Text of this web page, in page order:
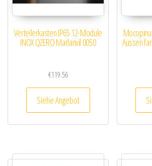
Verteilerkasten IP65 12-Module
INOX QZERO Marlanvil 0050
€119.56
Siehe Angebot
Aussen